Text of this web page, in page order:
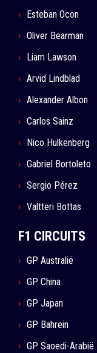
Esteban Ocon
Oliver Bearman
Liam Lawson
Arvid Lindblad
Alexander Albon
Carlos Sainz
Nico Hulkenberg
Gabriel Bortoleto
Sergio Pérez
Valtteri Bottas
F1 CIRCUITS
GP Australië
GP China
GP Japan
GP Bahrein
GP Saoedi-Arabië